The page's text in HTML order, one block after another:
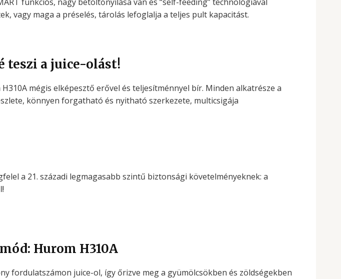
vagy maga a préselés, tárolás lefoglalja a teljes pult kapacitást.
teszi a juice-olást!
mégis elképesztő erővel és teljesítménnyel bír. Minden alkatrésze a
könnyen forgatható és nyitható szerkezete, multicsigája
a 21. századi legmagasabb szintű biztonsági követelményeknek: a
Hurom H310A
fordulatszámon juice-ol, így őrizve meg a gyümölcsökben és zöldségekben